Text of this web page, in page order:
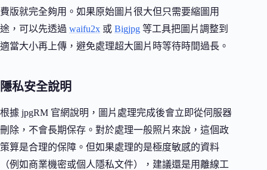
費版就完全夠用。如果原始圖片很大但只需要縮圖用
途，可以先透過 waifu2x 或 Bigjpg 等工具把圖片調整到
適當大小再上傳，避免處理超大圖片時等待時間過長。
隱私安全說明
根據 jpgRM 官網說明，圖片處理完成後會立即從伺服器
刪除，不會長期保存。對於處理一般照片來說，這個政
策算是合理的保障。但如果處理的是極度敏感的資料
（例如商業機密或個人隱私文件），建議還是用離線工